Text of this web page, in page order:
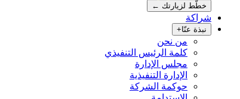
خطّط لزيارتك ←
شراكة
نبذة عنّا+
من نحن
كلمة الرئيس التنفيذي
مجلس الإدارة
الإدارة التنفيذية
حوكمة الشركة